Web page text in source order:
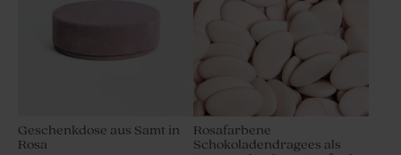
Geschenkdose aus Samt in
Rosa
Rosafarbene
Schokoladendragees als